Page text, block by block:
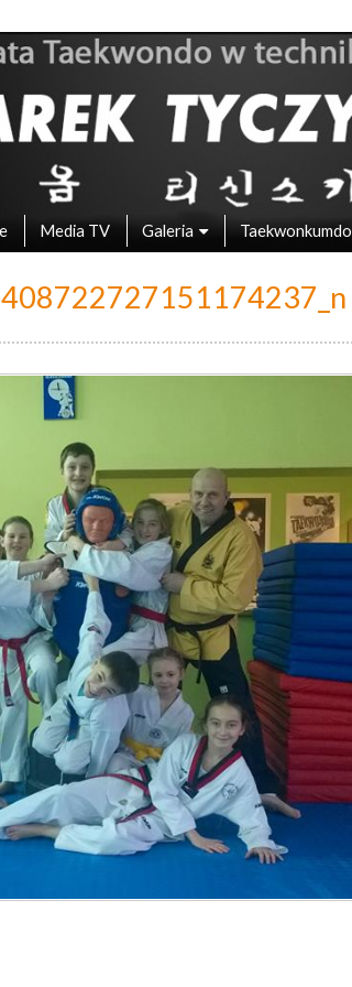
w Taekwondo
Media TV Galeria Taekwonkumdo